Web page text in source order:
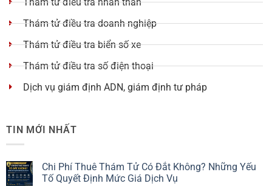
Thám tử điều tra doanh nghiệp
Thám tử điều tra biển số xe
Thám tử điều tra số điện thoại
Dịch vụ giám định ADN, giám định tư pháp
TIN MỚI NHẤT
Chi Phí Thuê Thám Tử Có Đắt Không? Những Yếu
Tố Quyết Định Mức Giá Dịch Vụ